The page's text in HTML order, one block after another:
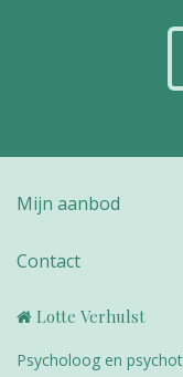
Mijn aanbod
Contact
Lotte Verhulst
Psycholoog en